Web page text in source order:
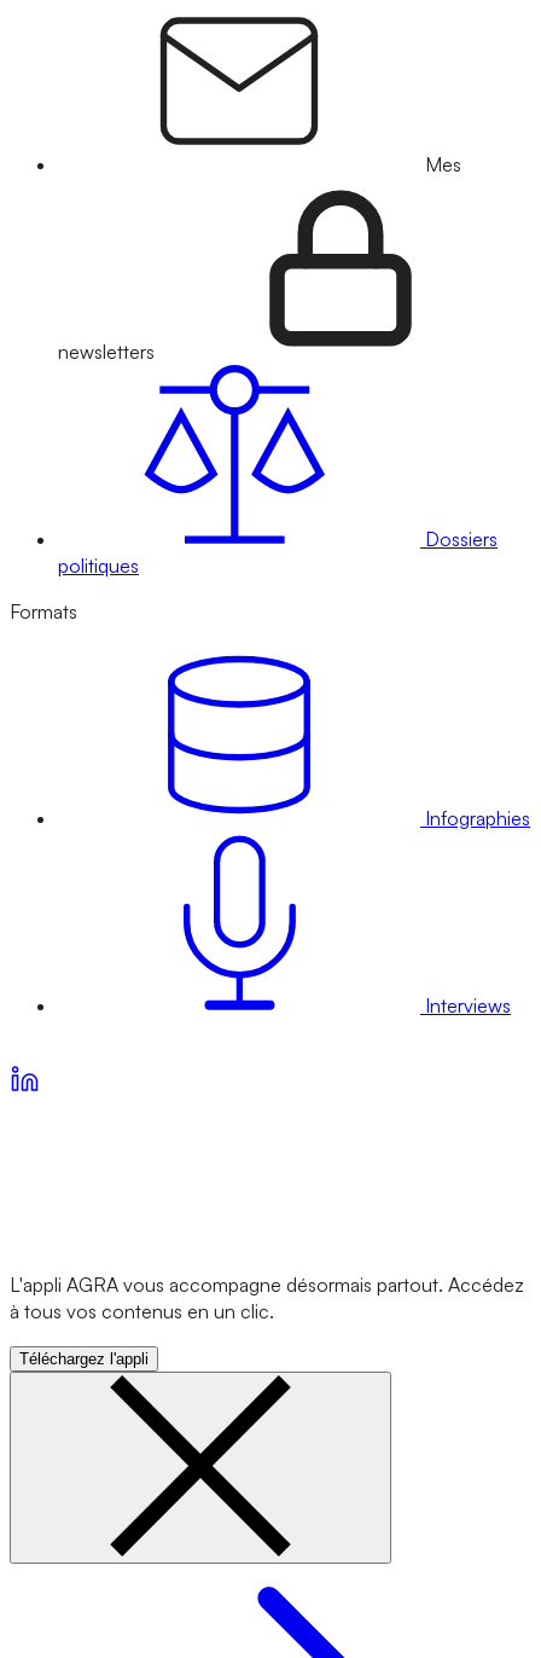
Mes
newsletters
Dossiers
politiques
Formats
Infographies
Interviews
L'appli AGRA vous accompagne désormais partout. Accédez
à tous vos contenus en un clic.
Téléchargez l'appli